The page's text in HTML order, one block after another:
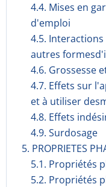
4.4. Mises en
d'emploi
4.5.
autres
4.6. Grossesse
4.7. Effets sur
et à utiliser
4.8. Effets
4.9. Surdosage
5. PROPRIETES
5.1. Propriétés
5.2. Propriétés